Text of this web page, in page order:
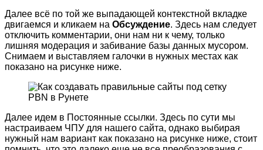
Далее всё по той же выпадающей контекстной вкладке
двигаемся и кликаем на Обсуждение. Здесь нам следует
отключить комментарии, они нам ни к чему, только
лишняя модерация и забивание базы данных мусором.
Снимаем и выставляем галочки в нужных местах как
показано на рисунке ниже.
Далее идем в Постоянные ссылки. Здесь по сути мы
настраиваем ЧПУ для нашего сайта, однако выбирая
нужный нам вариант как показано на рисунке ниже, стоит